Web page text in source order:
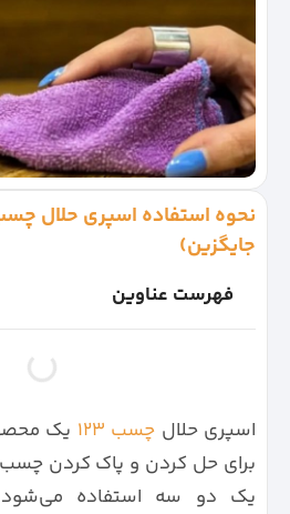
جایگزین)
فهرست عناوین
اسپری حلال چسب ۱۲۳
یک
برای حل کردن و پاک کردن
یک دو سه استفاده